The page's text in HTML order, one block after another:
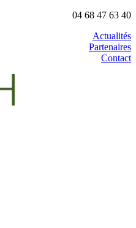
04 68 47 63 40
Actualités
Partenaires
Contact